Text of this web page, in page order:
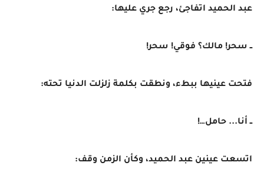
عبد الحميد اتفاجئ، رجع جري عليها:
ــ سحر! مالك؟ فوقي! سحر!
فتحت عينيها ببطء، ونطقت بكلمة زلزلت الدنيا تحته:
ــ أنا... حامل…!
اتسعت عينين عبد الحميد، وكأن الزمن وقف: